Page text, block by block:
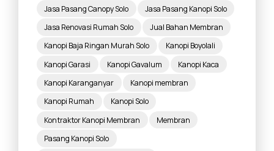
Jasa Pasang Canopy Solo
Jasa Pasang Kanopi Solo
Jasa Renovasi Rumah Solo
Jual Bahan Membran
Kanopi Baja Ringan Murah Solo
Kanopi Boyolali
Kanopi Garasi
Kanopi Gavalum
Kanopi Kaca
Kanopi Karanganyar
Kanopi membran
Kanopi Rumah
Kanopi Solo
Kontraktor Kanopi Membran
Membran
Pasang Kanopi Solo